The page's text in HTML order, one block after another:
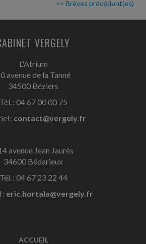
<< Brèves précédent(es)
VERGELY
L'Atrium
avenue de la Tanné
34500 Béziers
Tél. : 04 67 00 00 75
: contact@vergely.fr
avenue Jean Jaurès
34600 Bédarieux
Tél. : 04 67 23 22 44
: eric.hortala@vergely.fr
ACCUEIL